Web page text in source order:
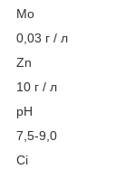
Мо
0,03 г / л
Zn
10 г / л
pH
7,5-9,0
Сі